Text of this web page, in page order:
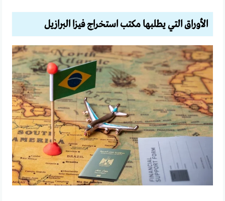
الأوراق التي يطلبها مكتب استخراج فيزا البرازيل